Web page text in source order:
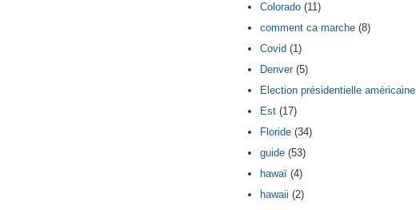
Colorado (11)
comment ca marche (8)
Covid (1)
Denver(5)
Election présidentielle américaine
Est (17)
Floride (34)
guide (53)
hawaï (4)
hawaii (2)